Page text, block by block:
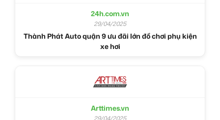
24h.com.vn
29/04/2025
Thành Phát Auto quận 9 ưu đãi lớn đồ chơi phụ kiện
xe hơi
Arttimes.vn